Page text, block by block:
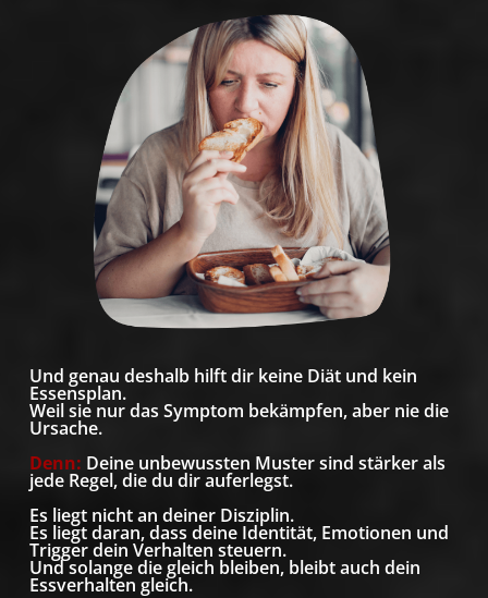
Und genau deshalb hilft dir keine Diät und kein
Essensplan.
Weil sie nur das Symptom bekämpfen, aber nie die
Ursache.
Denn: Deine unbewussten Muster sind stärker als
jede Regel, die du dir auferlegst.
Es liegt nicht an deiner Disziplin.
Es liegt daran, dass deine Identität, Emotionen und
Trigger dein Verhalten steuern.
Und solange die gleich bleiben, bleibt auch dein
Essverhalten gleich.